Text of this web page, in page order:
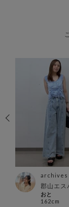
archives
郡山エス
おと
162cm